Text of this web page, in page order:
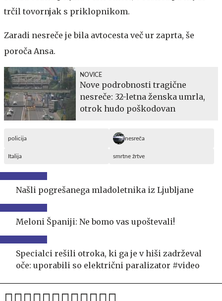
trčil tovornjak s priklopnikom.
Zaradi nesreče je bila avtocesta več ur zaprta, še
poroča Ansa.
NOVICE
Nove podrobnosti tragične
nesreče: 32-letna ženska umrla,
otrok hudo poškodovan
policija nesreča
Italija smrtne žrtve
Našli pogrešanega mladoletnika iz Ljubljane
Meloni Španiji: Ne bomo vas upoštevali!
Specialci rešili otroka, ki ga je v hiši zadrževal
oče: uporabili so električni paralizator #video